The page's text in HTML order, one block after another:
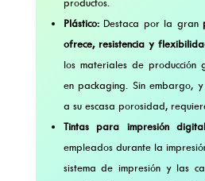
Plástico: Destaca por la gran
ofrece, resistencia y
los materiales de producción
en packaging. Sin embargo,
a su escasa porosidad,
Tintas para impresión
empleados durante la
sistema de impresión y las